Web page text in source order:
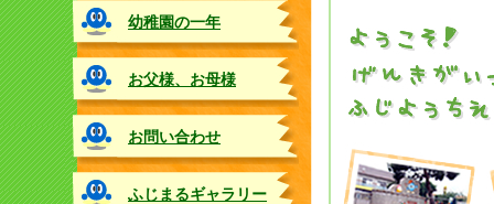
ジ
ョ
ン
が
必
要
で
す。
幼稚園の一年
お父様、お母様
お問い合わせ
ふじまるギャラリー